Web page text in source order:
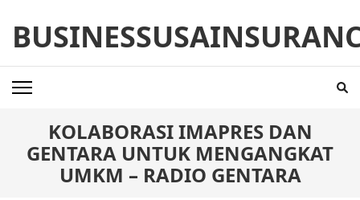
content
(Press
Enter)
KOLABORASI IMAPRES DAN
GENTARA UNTUK MENGANGKAT
UMKM – RADIO GENTARA